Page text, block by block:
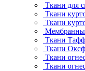
Ткани для
Ткани
Ткани
Ткани
Ткани
Ткани
Ткани